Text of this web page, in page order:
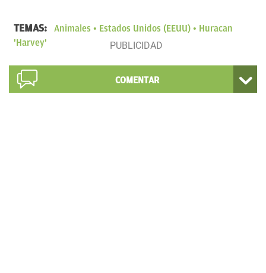
TEMAS: Animales Estados Unidos (EEUU)
Huracan
'Harvey'
COMENTAR